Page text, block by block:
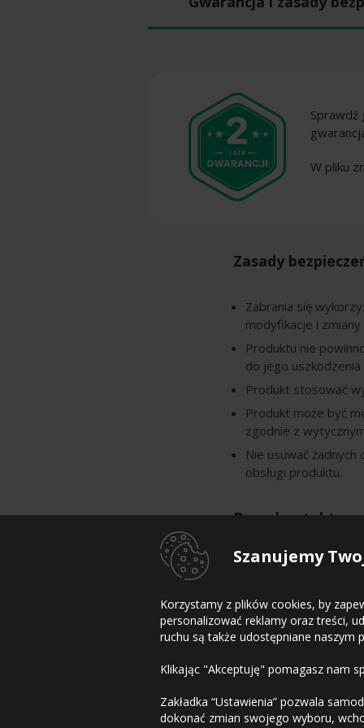
Szanujemy
Korzystamy z plików cookies, by
personalizować reklamy oraz treści,
ruchu są także udostępniane naszym
Klikając "Akceptuję" pomagasz nam
Zakładka “Ustawienia” pozwala
dokonać zmian swojego wyboru,
W pliku
Zasady
Zabrania się
modyfikacje i
Produktu nie
do jego
Produkt stosować
Produkt może być
zgodnie z
Nie usuwać
obsługi produktu.
Dane
Dostawca
E-mail
Telefon
KontaktRegulamin Polityka